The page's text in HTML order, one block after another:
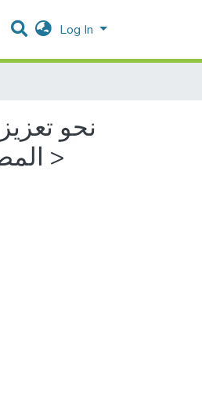
Log In
نحو
المصرفية المقدمة من وجهة نظرهم >دراسة مقارنة البنك العربي وبنك فلسطين >